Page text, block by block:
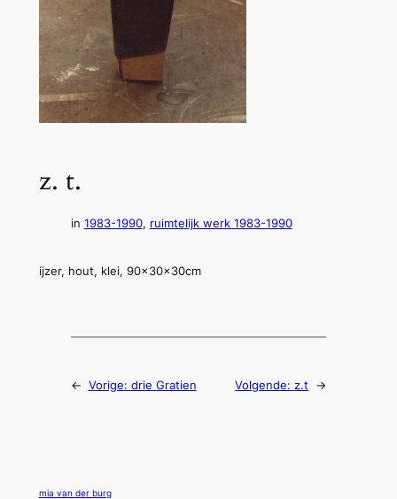
z. t.
in 1983-1990, ruimtelijk werk 1983-1990
ijzer, hout, klei, 90x30x30cm
← Vorige: drie Gratien Volgende:z.t →
mia van der burg